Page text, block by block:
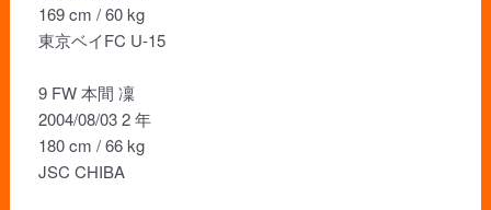
169 cm / 60 kg
東京ベイFC U-15
9 FW 本間 凜
2004/08/03 2 年
180 cm / 66 kg
JSC CHIBA